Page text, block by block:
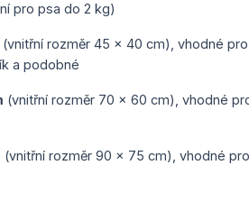
pro psa do 2 kg)
(vnitřní rozměr 45 x 40 cm), vhodné
a podobné
(vnitřní rozměr 70 x 60 cm), vhodné
(vnitřní rozměr 90 x 75 cm), vhodné